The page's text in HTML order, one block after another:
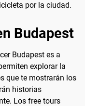
por la ciudad.
Budapest
Budapest es a
explorar la
que te mostrarán los
historias
Los free tours